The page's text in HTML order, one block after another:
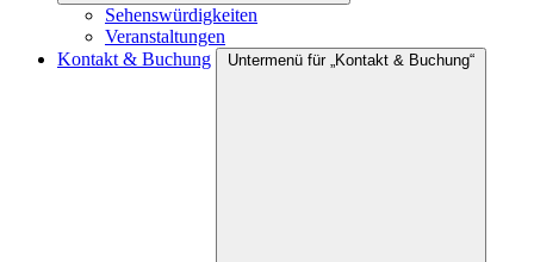
Sehenswürdigkeiten
Veranstaltungen
Kontakt & Buchung
Untermenü für „Kontakt & Buchung“